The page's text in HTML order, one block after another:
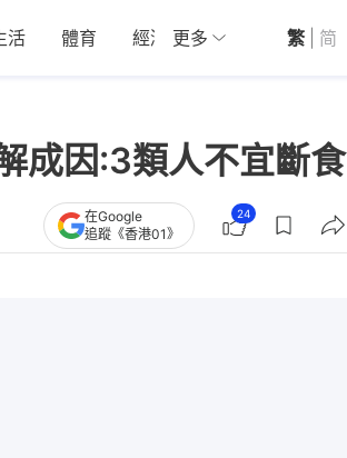
活 體育 經濟 01深圳 觀點
更多 繁 简
成因:3類人不宜斷食
在Google
追蹤《香港01》
24